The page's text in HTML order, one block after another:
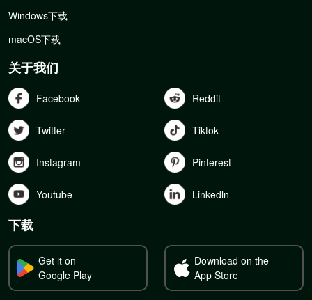
Windows下载
macOS下载
关于我们
Facebook Reddit
Twitter Tiktok
Instagram Pinterest
Youtube Linkedln
下载
Get it on
Google Play
Download on the
App Store